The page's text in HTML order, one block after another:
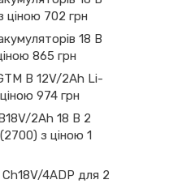
ціною 702 грн
18 В
865 грн
B 12V/2Ah Li-
974 грн
2Аh 18 В 2
з ціною 1
4АDP для 2